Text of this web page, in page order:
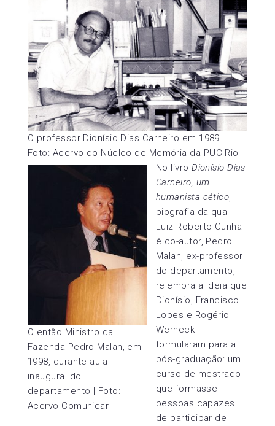
O professor Dionísio Dias Carneiro em 1989 |
Foto: Acervo do Núcleo de Memória da PUC-Rio
O então Ministro da
Fazenda Pedro Malan, em
1998, durante aula
inaugural do
departamento | Foto:
Acervo Comunicar
No livroDionísio Dias
Carneiro, um
humanista cético,
biografia da qual
Luiz Roberto Cunha
é co-autor, Pedro
Malan, ex-professor
do departamento,
relembra a ideia que
Dionísio, Francisco
Lopes e Rogério
Werneck
formularam para a
pós-graduação: um
curso de mestrado
que formasse
pessoas capazes
de participar de